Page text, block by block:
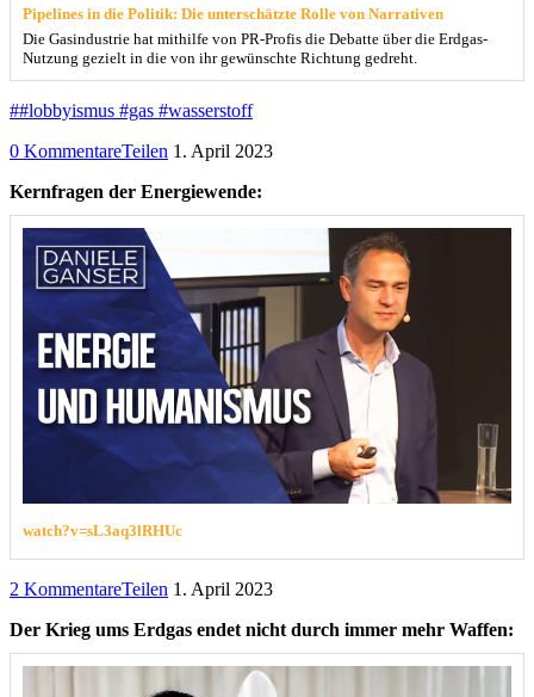
Pipelines in die Politik: Die unterschätzte Rolle von Narrativen
Die Gasindustrie hat mithilfe von PR-Profis die Debatte über die Erdgas-
Nutzung gezielt in die von ihr gewünschte Richtung gedreht.
##lobbyismus #gas #wasserstoff
0 KommentareTeilen 1. April 2023
Kernfragen der Energiewende:
watch?v=sL3aq3lRHUc
2 KommentareTeilen 1. April 2023
Der Krieg ums Erdgas endet nicht durch immer mehr Waffen: